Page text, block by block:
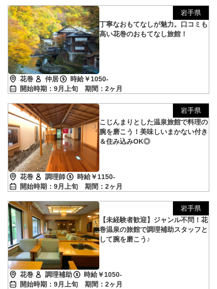
岩手県
丁寧なおもてなしが魅力。口コミも
高い花巻のおもてなし旅館！
花巻 仲居
時給￥1050-
開始時期：9月上旬 期間：2ヶ月
岩手県
こじんまりとした温泉旅館で料理の
腕を磨こう！美味しいまかない付き
＆住み込みOK◎
花巻 調理師
時給￥1150-
開始時期：9月上旬 期間：2ヶ月
岩手県
【未経験者歓迎】ジャンル不問！花
巻温泉の旅館で調理補助スタッフと
して腕を磨こう♪
花巻 調理補助
時給￥1050-
開始時期：9月上旬 期間：2ヶ月